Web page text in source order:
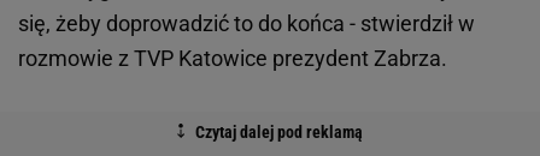
się, żeby doprowadzić to do końca - stwierdził w
rozmowie z TVP Katowice prezydent Zabrza.